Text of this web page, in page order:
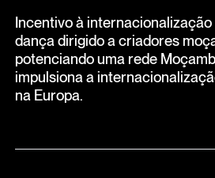
Incentivo à
dança dirigido a criadores
potenciando uma rede
impulsiona a
na Europa.